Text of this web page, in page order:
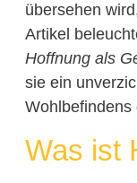
übersehen
Artikel
Hoffnung als
sie ein
Wohlbefindens
Was ist